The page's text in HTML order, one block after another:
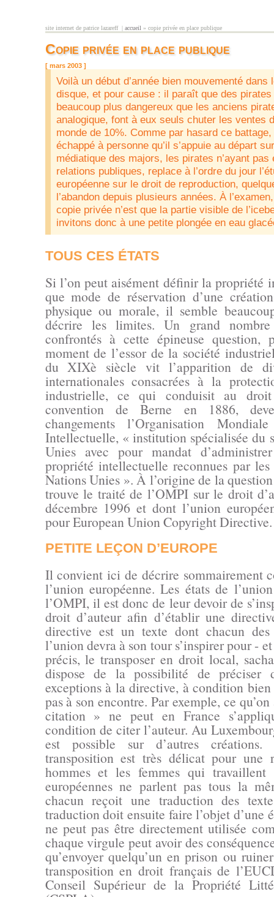
site internet de patrice lazareff |
vous êtes ici
accueil » copie privée en place publique
Copie privée en place publique
[ mars 2003 ]
Voilà un début d’année bien mouvementé dans
disque, et pour cause : il paraît que des
beaucoup plus dangereux que les anciens
analogique, font à eux seuls chuter les ventes
monde de 10%. Comme par hasard ce battage,
échappé à personne qu’il s’appuie au départ
médiatique des majors, les pirates n’ayant pas
relations publiques, replace à l’ordre du jour
européenne sur le droit de reproduction,
l’abandon depuis plusieurs années. À
copie privée n’est que la partie visible de
invitons donc à une petite plongée en eau
TOUS CES ÉTATS
Si l’on peut aisément définir la propriété
que mode de réservation d’une
physique ou morale, il semble
décrire les limites. Un grand nombre
confrontés à cette épineuse question,
moment de l’essor de la société
du XIXè siècle vit l’apparition de
internationales consacrées à la
industrielle, ce qui conduisit au
convention de Berne en 1886,
changements l’Organisation
Intellectuelle, « institution spécialisée du
Unies avec pour mandat
propriété intellectuelle reconnues par les
Nations Unies ». À l’origine de la
trouve le traité de l’OMPI sur le droit
décembre 1996 et dont l’union
pour European Union Copyright Directive.
PETITE LEÇON D’EUROPE
Il convient ici de décrire sommairement
l’union européenne. Les états de
l’OMPI, il est donc de leur devoir de
droit d’auteur afin d’établir une
directive est un texte dont chacun des
l’union devra à son tour s’inspirer pour -
précis, le transposer en droit local,
dispose de la possibilité de préciser
exceptions à la directive, à condition
pas à son encontre. Par exemple, ce
citation » ne peut en France
condition de citer l’auteur. Au
est possible sur d’autres créations.
transposition est très délicat pour une
hommes et les femmes qui travaillent
européennes ne parlent pas tous la
chacun reçoit une traduction des
traduction doit ensuite faire l’objet d’une
ne peut pas être directement utilisée
chaque virgule peut avoir des
qu’envoyer quelqu’un en prison ou
transposition en droit français de
Conseil Supérieur de la Propriété